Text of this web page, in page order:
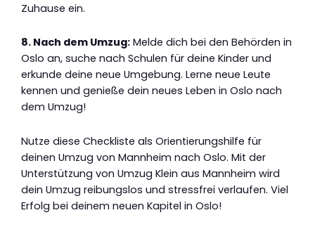
Zuhause ein.
8. Nach dem Umzug: Melde dich bei den Behörden in
Oslo an, suche nach Schulen für deine Kinder und
erkunde deine neue Umgebung. Lerne neue Leute
kennen und genieße dein neues Leben in Oslo nach
dem Umzug!
Nutze diese Checkliste als Orientierungshilfe für
deinen Umzug von Mannheim nach Oslo. Mit der
Unterstützung von Umzug Klein aus Mannheim wird
dein Umzug reibungslos und stressfrei verlaufen. Viel
Erfolg bei deinem neuen Kapitel in Oslo!